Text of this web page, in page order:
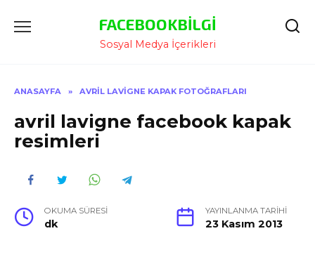
Atla
FACEBOOKBILGI
Sosyal Medya İçerikleri
ANASAYFA » AVRIL LAVIGNE KAPAK FOTOĞRAFLARI
avril lavigne facebook kapak
resimleri
OKUMA SÜRESI
dk
YAYINLANMA TARIHI
23 Kasım 2013